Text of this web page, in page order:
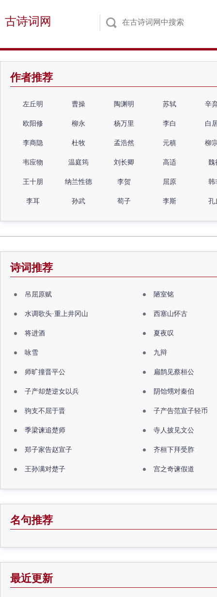
古诗词网
作者推荐
左丘明 曹操 陶渊明 苏轼 辛
欧阳修 柳永 杨万里 李白 白
李商隐 杜牧 孟浩然 元稹 柳
韦应物 温庭筠 刘长卿 高适 魏
王十朋 纳兰性德 李贺 屈原 韩
李耳 孙武 荀子 李斯 孔
诗词推荐
吊屈原赋 陋室铭
水调歌头·重上井冈山 西塞山怀古
将进酒 夏夜叹
咏雪 九辩
师旷撞晋平公 扁鹊见蔡桓公
子产却楚逆女以兵 阴饴甥对秦伯
驹支不屈于晋 子产告范宣子轻币
季梁谏追楚师 寺人披见文公
郑子家告赵宣子 齐桓下拜受胙
王孙满对楚子 宫之奇谏假道
名句推荐
最近更新